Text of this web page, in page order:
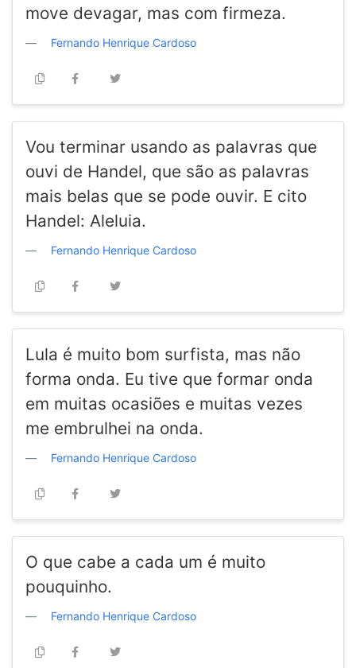
move devagar, mas com firmeza.
Fernando Henrique Cardoso
Vou terminar usando as palavras que
ouvi de Handel, que são as palavras
mais belas que se pode ouvir. E cito
Handel: Aleluia.
Fernando Henrique Cardoso
Lula é muito bom surfista, mas não
forma onda. Eu tive que formar onda
em muitas ocasiões e muitas vezes
me embrulhei na onda.
Fernando Henrique Cardoso
O que cabe a cada um é muito
pouquinho.
Fernando Henrique Cardoso